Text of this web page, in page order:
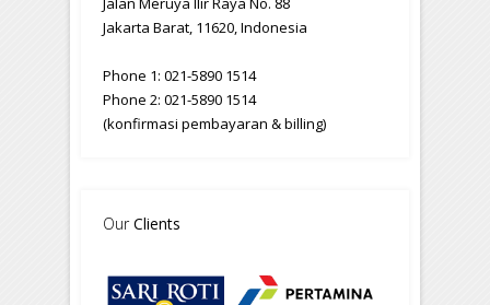
Jakarta Barat, 11620, Indonesia
Phone 1: 021-5890 1514
Phone 2: 021-5890 1514
(konfirmasi pembayaran & billing)
OurClients